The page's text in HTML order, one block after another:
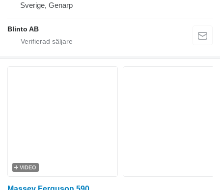
Sverige, Genarp
Blinto AB
VIDEO